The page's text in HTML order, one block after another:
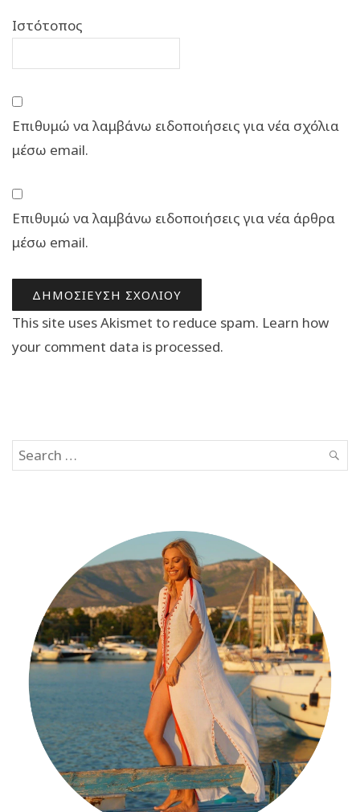
Ιστότοπος
Επιθυμώ να λαμβάνω ειδοποιήσεις για νέα σχόλια
μέσω email.
Επιθυμώ να λαμβάνω ειδοποιήσεις για νέα άρθρα
μέσω email.
This site uses Akismet to reduce spam. Learn how
your comment data is processed.
Search
for: